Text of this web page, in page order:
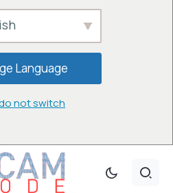
Language
not switch